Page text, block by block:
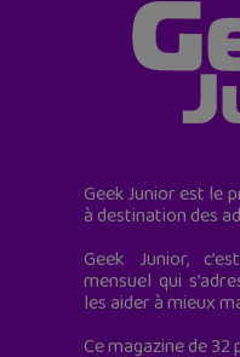
Geek Junior est le
à destination des
Geek Junior,
mensuel qui
les aider à mieux
Ce magazine de